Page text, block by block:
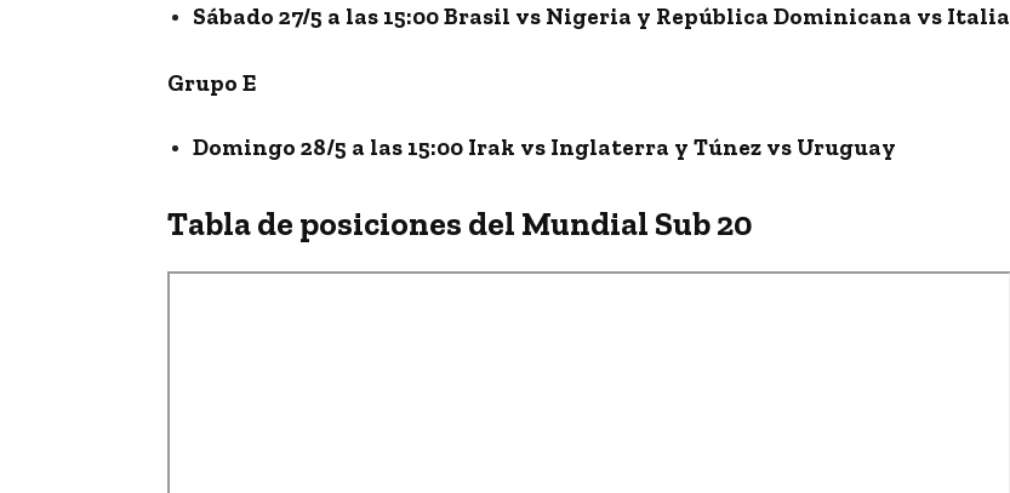
Sábado 27/5 a las 15:00 Brasil vs Nigeria y República Dominicana vs Italia
Grupo E
Domingo 28/5 a las 15:00 Irak vs Inglaterra y Túnez vs Uruguay
Tabla de posiciones del Mundial Sub 20